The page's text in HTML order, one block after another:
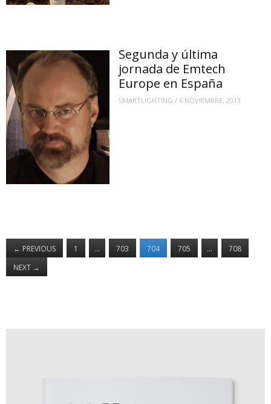
Segunda y última
jornada de Emtech
Europe en España
SMARTLIGHTING / 6 NOVIEMBRE, 2013
← PREVIOUS 1 … 703 704 705 …
708
NEXT →